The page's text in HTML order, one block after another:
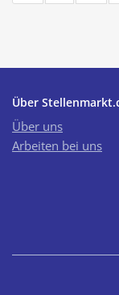
Über
Über uns
Arbeiten bei uns